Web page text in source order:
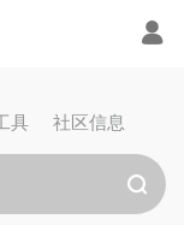
具 社区信息